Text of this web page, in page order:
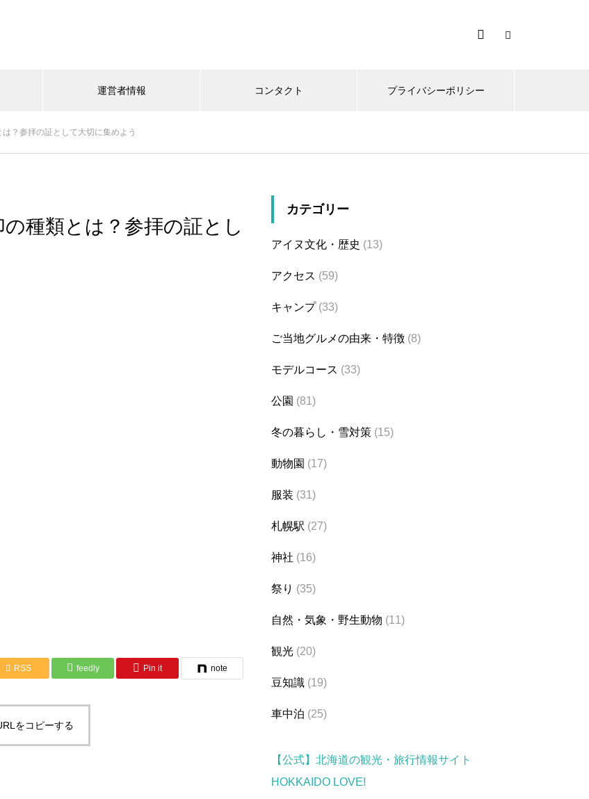
運営者情報 コンタクト プライバシーポリシー
？参拝の証として大切に集めよう
種類とは？参拝の証とし
RSS feedly Pin it note
をコピーする
カテゴリー
アイヌ文化・歴史 (13)
アクセス (59)
キャンプ(33)
ご当地グルメの由来・特徴 (8)
モデルコース (33)
公園 (81)
冬の暮らし・雪対策 (15)
動物園 (17)
服装 (31)
札幌駅 (27)
神社 (16)
祭り (35)
自然・気象・野生動物 (11)
観光 (20)
豆知識 (19)
車中泊 (25)
【公式】北海道の観光・旅行情報サイト
HOKKAIDO LOVE!